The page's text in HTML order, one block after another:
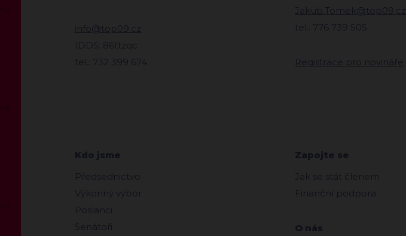
info@top09.cz
IDDS: 86ttzqc
tel.: 732 399 674
Jakub.Tomek@top09.cz
tel.: 776 739 505
Registrace pro novináře
Kdo jsme
Předsednictvo
Výkonný výbor
Poslanci
Senátoři
Zapojte se
Jak se stát členem
Finanční podpora
O nás